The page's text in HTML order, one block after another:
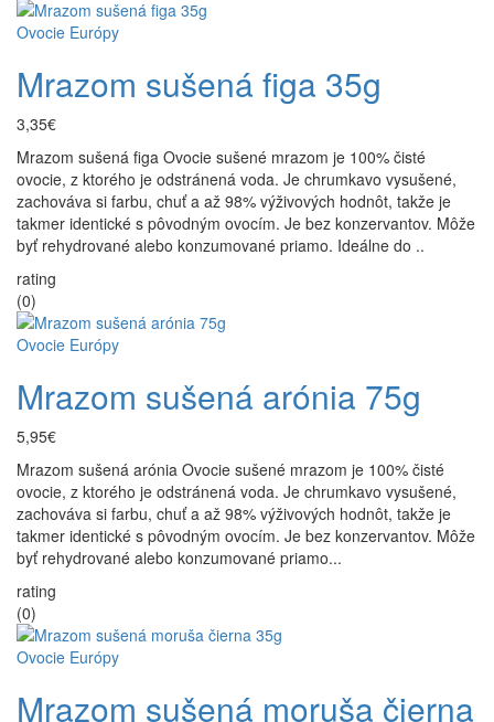
Ovocie Európy
Mrazom sušená figa 35g
3,35€
Mrazom sušená figa Ovocie sušené mrazom je 100% čisté
ovocie, z ktorého je odstránená voda. Je chrumkavo vysušené,
zachováva si farbu, chuť a až 98% výživových hodnôt, takže je
takmer identické s pôvodným ovocím. Je bez konzervantov. Môže
byť rehydrované alebo konzumované priamo. Ideálne do ..
rating
(0)
Ovocie Európy
Mrazom sušená arónia 75g
5,95€
Mrazom sušená arónia Ovocie sušené mrazom je 100% čisté
ovocie, z ktorého je odstránená voda. Je chrumkavo vysušené,
zachováva si farbu, chuť a až 98% výživových hodnôt, takže je
takmer identické s pôvodným ovocím. Je bez konzervantov. Môže
byť rehydrované alebo konzumované priamo...
rating
(0)
Ovocie Európy
Mrazom sušená moruša čierna